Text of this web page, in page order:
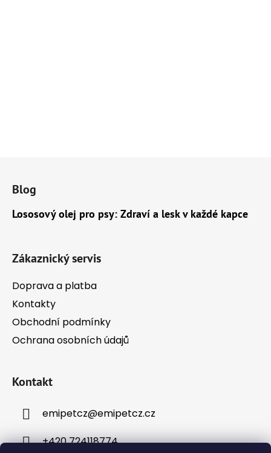
Blog
Lososový olej pro psy: Zdraví a lesk v každé kapce
Zákaznický servis
Doprava a platba
Kontakty
Obchodní podmínky
Ochrana osobních údajů
Kontakt
emipetcz@emipetcz.cz
+420 724118774